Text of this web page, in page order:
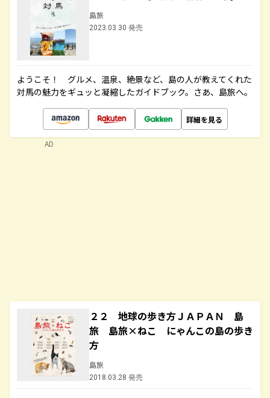
島旅
2023.03.30 発売
ようこそ！ グルメ、温泉、絶景など、島の人が教えてくれた
対馬の魅力をギュッと凝縮したガイドブック。さあ、島旅へ。
詳細を見る
２２ 地球の歩き方ＪＡＰＡＮ 島
旅 島旅×ねこ にゃんこの島の歩き
方
島旅
2018.03.28 発売
AD